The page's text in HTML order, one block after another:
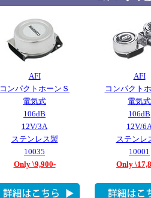
AFI
コンパクトホーンＳ
電気式
106dB
12V/3A
ステンレス製
10035
Only \9,900-
AFI
コンパクト
電気式
106dB
12V/
ステンレ
10001
Only